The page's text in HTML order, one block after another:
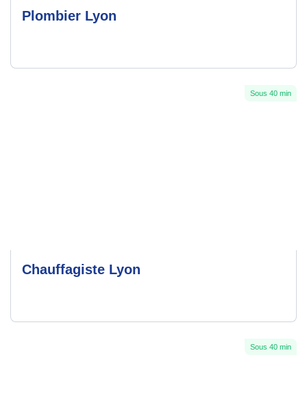
Plombier Lyon
Sous 40 min
Chauffagiste Lyon
Sous 40 min